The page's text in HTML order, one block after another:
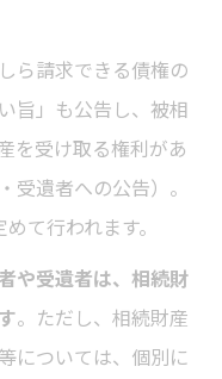
ら請求できる債権の
旨」も公告し、被相
を受け取る権利があ
受遺者への公告）。
て行われます。
や受遺者は、相続財
。ただし、相続財産
については、個別に